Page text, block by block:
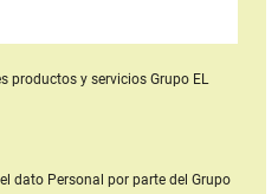
productos y serviciosGrupo EL
dato Personal por parte del Grupo